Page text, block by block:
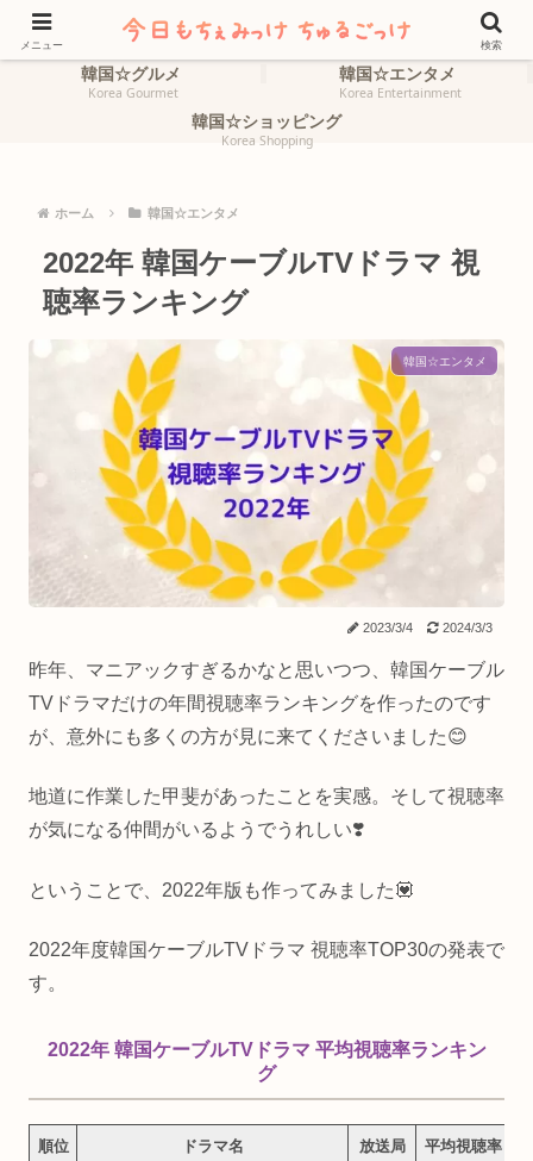
ホーム
HOME
韓国☆旅行
韓国☆グルメ
Korea Gourmet
韓国☆エンタメ
Korea Entertainment
韓国☆ショッピング
Korea Shopping
ホーム 韓国☆エンタメ
2022年 韓国ケーブルTVドラマ 視
聴率ランキング
韓国☆エンタメ
2023/3/4 2024/3/3
昨年、マニアックすぎるかなと思いつつ、韓国ケーブル
TVドラマだけの年間視聴率ランキングを作ったのです
が、意外にも多くの方が見に来てくださいました😊
地道に作業した甲斐があったことを実感。そして視聴率
が気になる仲間がいるようでうれしい❣️
ということで、2022年版も作ってみました💟
2022年度韓国ケーブルTVドラマ 視聴率TOP30の発表で
す。
2022年 韓国ケーブルTVドラマ 平均視聴率ランキン
グ
順位 ドラマ名 放送局 平均視聴率
メニュー 検索